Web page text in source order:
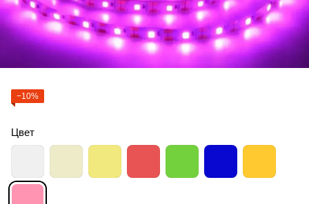
−10%
Цвет